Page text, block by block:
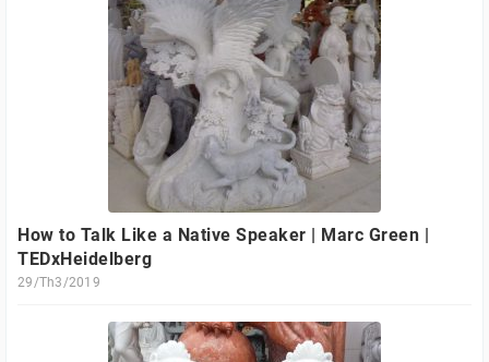
How to Talk Like a Native Speaker | Marc Green |
TEDxHeidelberg
29/Th3/2019